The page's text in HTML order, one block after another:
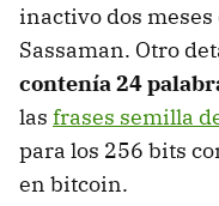
inactivo dos
Sassaman. Otro
contenía 24
las frases semilla
para los 256 bits
en bitcoin.